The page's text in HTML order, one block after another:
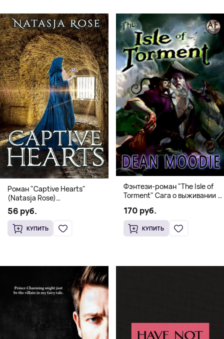
Роман "Captive Hearts"
(Natasja Rose)
Романтическое фэнтези
56 руб.
КУПИТЬ
Фэнтези-роман "The Isle of
Torment" Сага о выживании и
170 руб.
КУПИТЬ